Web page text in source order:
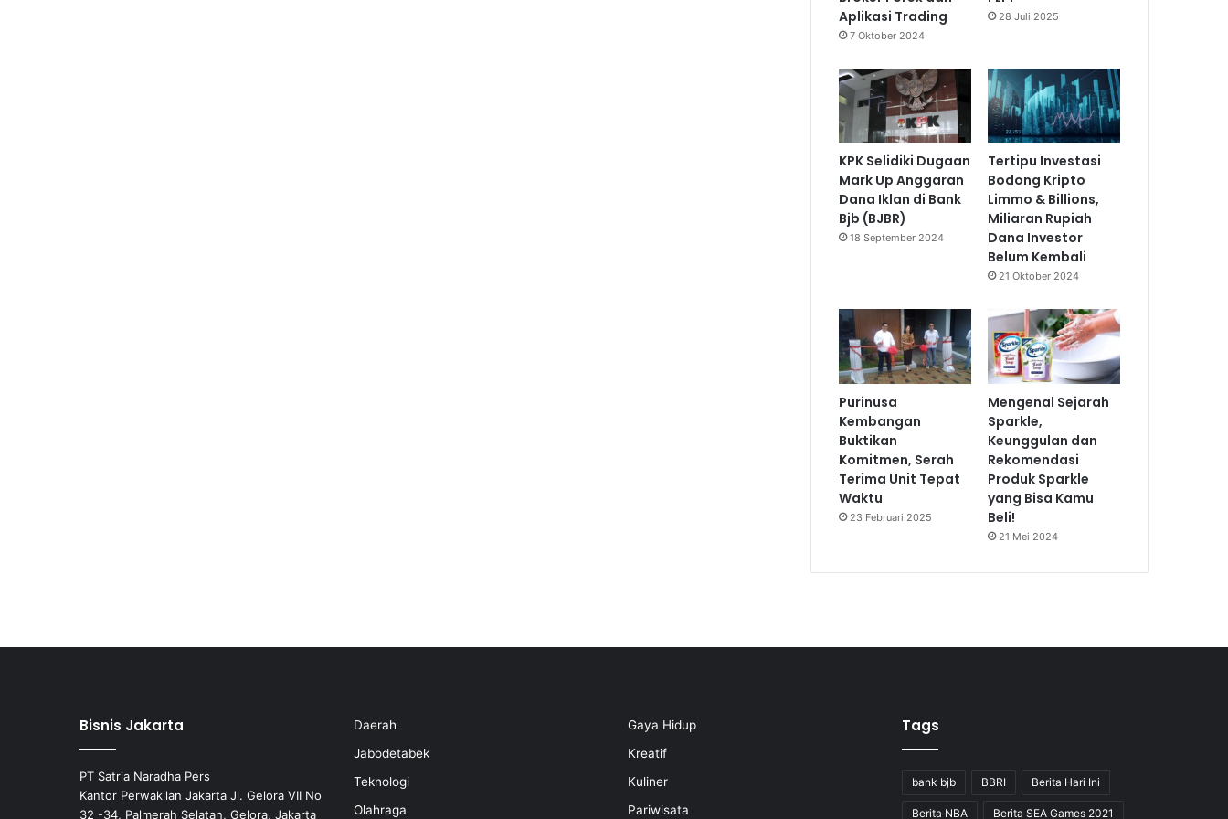
Aplikasi Trading
7 Oktober 2024
28 Juli 2025
KPK Selidiki Dugaan
Mark Up Anggaran
Dana Iklan di Bank
Bjb (BJBR)
18 September 2024
Tertipu Investasi
Bodong Kripto
Limmo & Billions,
Miliaran Rupiah
Dana Investor
Belum Kembali
21 Oktober 2024
Purinusa
Kembangan
Buktikan
Komitmen, Serah
Terima Unit Tepat
Waktu
23 Februari 2025
Mengenal Sejarah
Sparkle,
Keunggulan dan
Rekomendasi
Produk Sparkle
yang Bisa Kamu
Beli!
21 Mei 2024
Bisnis Jakarta
PT Satria Naradha Pers
Kantor Perwakilan Jakarta Jl. Gelora VII No
32 -34, Palmerah Selatan, Gelora, Jakarta
Daerah
Jabodetabek
Teknologi
Olahraga
Gaya Hidup
Kreatif
Kuliner
Pariwisata
Tags
bank bjb BBRI Berita Hari Ini
Berita NBA Berita SEA Games 2021